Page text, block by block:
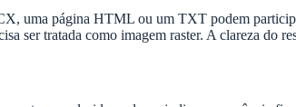
uma página HTML ou um TXT podem
ser tratada como imagem raster. A clareza do